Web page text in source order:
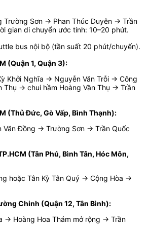
Trường Sơn → Phan Thúc Duyên → Trần
gian di chuyển ước tính: 10–20 phút.
bus nội bộ (tần suất 20 phút/chuyến).
(Quận 1, Quận 3):
Khởi Nghĩa → Nguyễn Văn Trỗi → Công
Thụ → chui hầm Hoàng Văn Thụ → Trần
(Thủ Đức, Gò Vấp, Bình Thạnh):
Văn Đồng → Trường Sơn → Trần Quốc
(Tân Phú, Bình Tân, Hóc Môn,
hoặc Tân Kỳ Tân Quý → Cộng Hòa →
Chinh (Quận 12, Tân Bình):
→ Hoàng Hoa Thám mở rộng → Trần